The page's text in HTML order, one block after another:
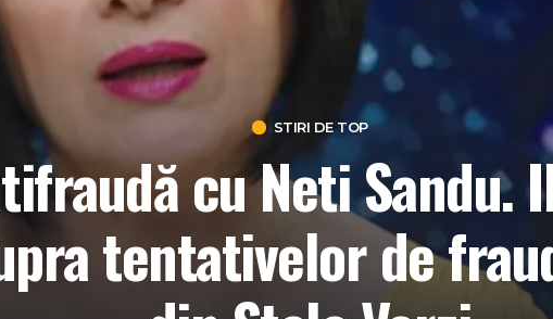
STIRI DE TOP
cu Neti Sandu.
tentativelor de